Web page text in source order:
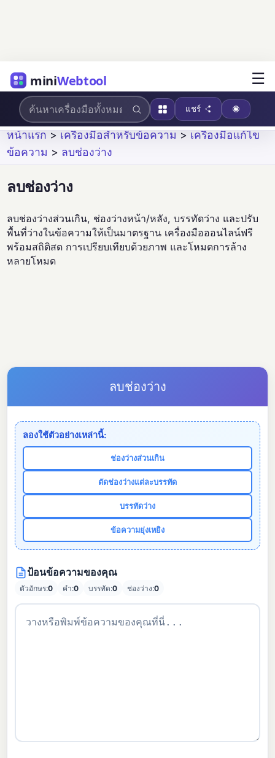
miniWebtool ☰
แชร์
หน้าแรก > เครื่องมือสำหรับข้อความ > เครื่องมือแก้ไข
ข้อความ > ลบช่องว่าง
ลบช่องว่าง
ลบช่องว่างส่วนเกิน, ช่องว่างหน้า/หลัง, บรรทัดว่าง และปรับ
พื้นที่ว่างในข้อความให้เป็นมาตรฐาน เครื่องมือออนไลน์ฟรี
พร้อมสถิติสด การเปรียบเทียบด้วยภาพ และโหมดการล้าง
หลายโหมด
ลบช่องว่าง
ลองใช้ตัวอย่างเหล่านี้:
ช่องว่างส่วนเกิน
ตัดช่องว่างแต่ละบรรทัด
บรรทัดว่าง
ข้อความยุ่งเหยิง
ป้อนข้อความของคุณ
ตัวอักษร:0 คำ:0 บรรทัด:0 ช่องว่าง:0